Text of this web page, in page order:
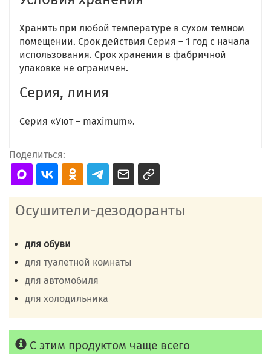
Хранить при любой температуре в сухом темном
помещении. Срок действия Серия – 1 год с начала
использования. Срок хранения в фабричной
упаковке не ограничен.
Серия, линия
Серия «Уют – maximum».
Поделиться:
Осушители-дезодоранты
для обуви
для туалетной комнаты
для автомобиля
для холодильника
С этим продуктом чаще всего